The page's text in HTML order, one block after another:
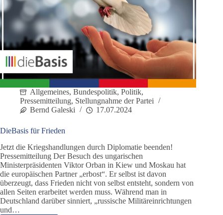
Allgemeines, Bundespolitik, Politik,
Pressemitteilung, Stellungnahme der Partei
Bernd Galeski
17.07.2024
DieBasis für Frieden
Jetzt die Kriegshandlungen durch Diplomatie beenden!
Pressemitteilung Der Besuch des ungarischen
Ministerpräsidenten Viktor Orban in Kiew und Moskau hat
die europäischen Partner „erbost“. Er selbst ist davon
überzeugt, dass Frieden nicht von selbst entsteht, sondern von
allen Seiten erarbeitet werden muss. Während man in
Deutschland darüber sinniert, „russische Militäreinrichtungen
und…